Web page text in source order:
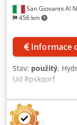
San Giovanni Al
456 km
Informace
Stav: použitý,
Ud Rpskqorf